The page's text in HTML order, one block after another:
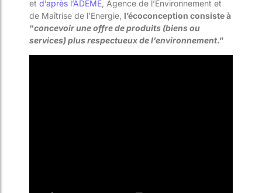
et d’après l’ADEME , Agence de l’Environnement et
de Maîtrise de l’Energie, l’écoconception consiste à
“concevoir une offre de produits (biens ou
services) plus respectueux de l’environnement.”